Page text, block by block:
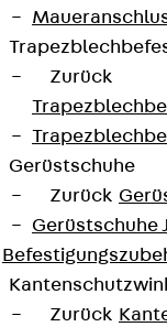
Zurück
Gerüstschuhe
Zurück
Gerüstschuhe
Zurück